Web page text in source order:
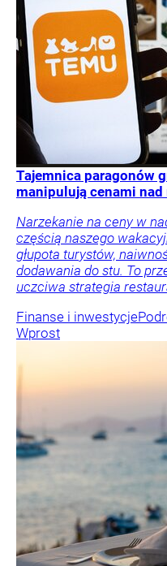
Tajemnica paragonów
manipulują cenami nad
Narzekanie na ceny w
częścią naszego
głupota turystów,
dodawania do stu. To
uczciwa strategia
Finanse i inwestycje
Wprost